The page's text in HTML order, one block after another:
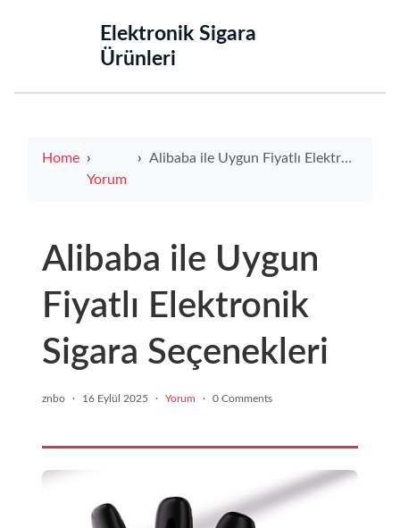
‌Elektronik Sigara
Ürünleri‌
Home
Yorum
Alibaba ile Uygun Fiyatlı Elektronik Sigara Seçenekleri
Alibaba ile Uygun
Fiyatlı Elektronik
Sigara Seçenekleri
znbo · 16 Eylül 2025 · Yorum · 0 Comments